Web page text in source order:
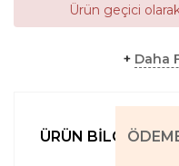
Ürün geçici
+ Daha
ÜRÜN BILGILERI